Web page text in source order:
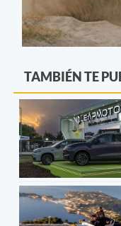
TAMBIÉN TE